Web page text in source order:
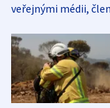
veřejnými médii,